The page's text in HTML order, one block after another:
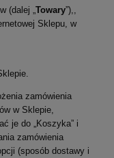
(dalej „ Towary”),,
Sklepu, w
zamówienia
w Sklepie,
je do „Koszyka” i
zamówienia
(sposób dostawy i